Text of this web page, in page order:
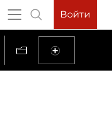
Войти